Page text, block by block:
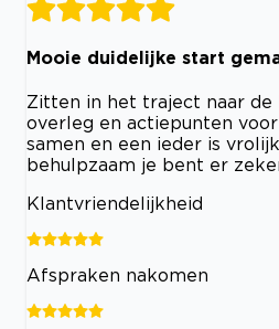
Mooie duidelijke start
Zitten in het traject naar de
overleg en actiepunten
samen en een ieder is
behulpzaam je bent er
Klantvriendelijkheid
Afspraken nakomen